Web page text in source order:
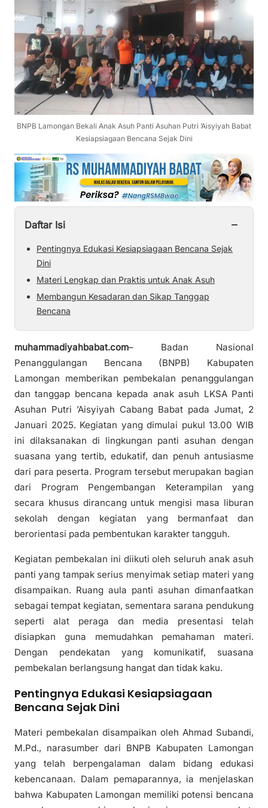
BNPB Lamongan Bekali Anak Asuh Panti Asuhan Putri ’Aisyiyah Babat
Kesiapsiagaan Bencana Sejak Dini
Daftar Isi −
Pentingnya Edukasi Kesiapsiagaan Bencana Sejak
Dini
Materi Lengkap dan Praktis untuk Anak Asuh
Membangun Kesadaran dan Sikap Tanggap
Bencana
muhammadiyahbabat.com– Badan Nasional
Penanggulangan Bencana (BNPB) Kabupaten
Lamongan memberikan pembekalan penanggulangan
dan tanggap bencana kepada anak asuh LKSA Panti
Asuhan Putri ’Aisyiyah Cabang Babat pada Jumat, 2
Januari 2025. Kegiatan yang dimulai pukul 13.00 WIB
ini dilaksanakan di lingkungan panti asuhan dengan
suasana yang tertib, edukatif, dan penuh antusiasme
dari para peserta. Program tersebut merupakan bagian
dari Program Pengembangan Keterampilan yang
secara khusus dirancang untuk mengisi masa liburan
sekolah dengan kegiatan yang bermanfaat dan
berorientasi pada pembentukan karakter tangguh.
Kegiatan pembekalan ini diikuti oleh seluruh anak asuh
panti yang tampak serius menyimak setiap materi yang
disampaikan. Ruang aula panti asuhan dimanfaatkan
sebagai tempat kegiatan, sementara sarana pendukung
seperti alat peraga dan media presentasi telah
disiapkan guna memudahkan pemahaman materi.
Dengan pendekatan yang komunikatif, suasana
pembekalan berlangsung hangat dan tidak kaku.
Pentingnya Edukasi Kesiapsiagaan
Bencana Sejak Dini
Materi pembekalan disampaikan oleh Ahmad Subandi,
M.Pd., narasumber dari BNPB Kabupaten Lamongan
yang telah berpengalaman dalam bidang edukasi
kebencanaan. Dalam pemaparannya, ia menjelaskan
bahwa Kabupaten Lamongan memiliki potensi bencana